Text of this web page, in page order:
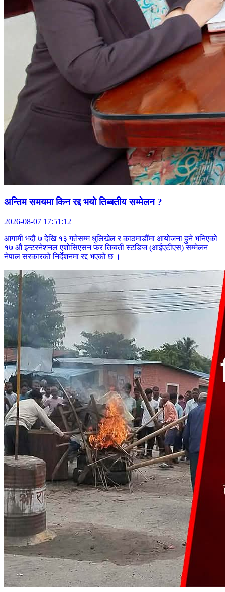
अन्तिम समयमा किन रद्द भयो तिब्बतीय सम्मेलन ?
2026-08-07 17:51:12
आगामी भदौ ७ देखि १३ गतेसम्म धुलिखेल र काठमाडौंमा आयोजना हुने भनिएको
१७ औं इन्टरनेशनल एशोसिएसन फर तिब्बती स्टडिज (आईएटीएस) सम्मेलन
नेपाल सरकारको निर्देशनमा रद्द भएको छ ।